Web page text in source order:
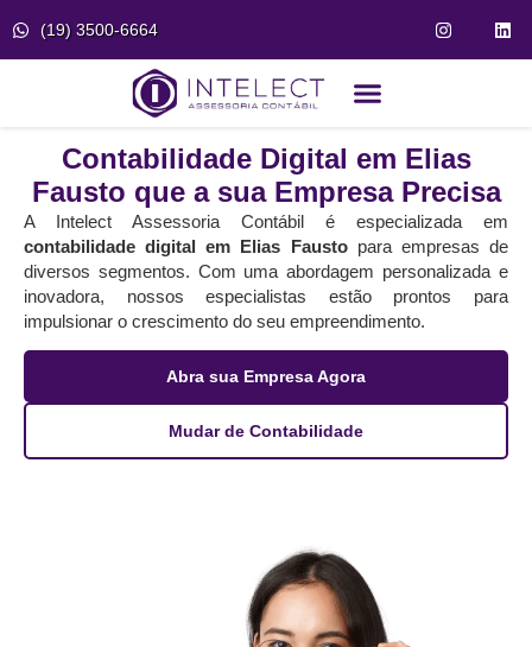
(19) 3500-6664
Contabilidade Digital em Elias
Fausto que a sua Empresa Precisa
A Intelect Assessoria Contábil é especializada em
contabilidade digital em Elias Faustopara empresas de
diversos segmentos. Com uma abordagem personalizada e
inovadora, nossos especialistas estão prontos para
impulsionar o crescimento do seu empreendimento.
Abra sua Empresa Agora
Mudar de Contabilidade